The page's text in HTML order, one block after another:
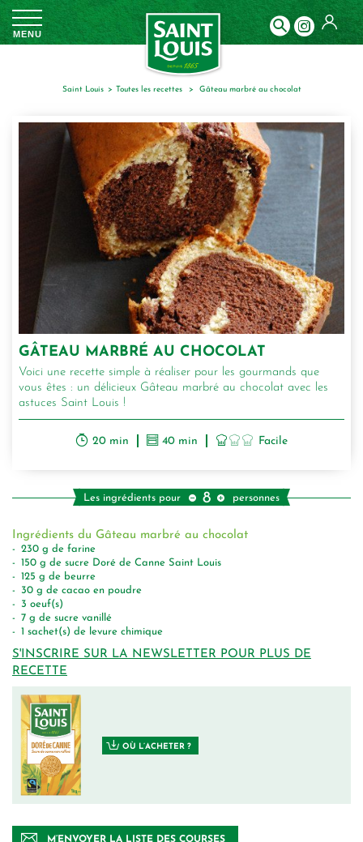
MENU
Saint Louis toutes les recettes gâteau marbré au chocolat
GÂTEAU MARBRÉ AU CHOCOLAT
Voici une recette simple à réaliser pour les gourmands que
vous êtes : un délicieux Gâteau marbré au chocolat avec les
astuces Saint Louis !
20 min 40 min Facile
Les ingrédients pour 8 personnes
OÙ L’ACHETER ?
Ingrédients du Gâteau marbré au chocolat
230 g de farine
150 g de sucre Doré de Canne Saint Louis
125 g de beurre
30 g de cacao en poudre
3 oeuf(s)
7 g de sucre vanillé
1 sachet(s) de levure chimique
M’ENVOYER LA LISTE DES COURSES
S'INSCRIRE SUR LA NEWSLETTER POUR PLUS DE
RECETTE
Panneau de gestion des cookies